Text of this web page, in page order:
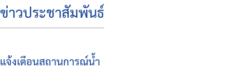
ข่าวประชาสัมพันธ์
แจ้งเตือนสถานการณ์น้ำ